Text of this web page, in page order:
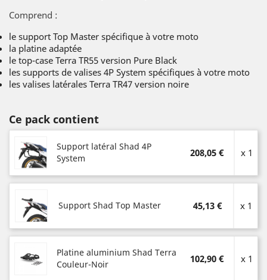
Comprend :
le support Top Master spécifique à votre moto
la platine adaptée
le top-case Terra TR55 version Pure Black
les supports de valises 4P System spécifiques à votre moto
les valises latérales Terra TR47 version noire
Ce pack contient
Support latéral Shad 4P
System
208,05 € x 1
Support Shad Top Master 45,13 € x 1
Platine aluminium Shad Terra
Couleur-Noir
102,90 € x 1